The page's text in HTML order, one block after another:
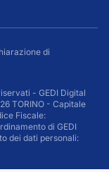
di
- GEDI Digital
TORINO - Capitale
Fiscale:
di GEDI
dei dati personali: